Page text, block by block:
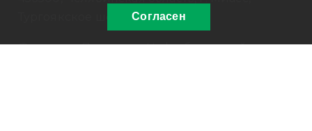
Тургоякское шоссе, 5/17 Б
Филиал: г. Подольск, Нефтебазовский
Согласен